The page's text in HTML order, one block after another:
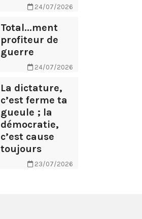
24/07/2026
Total...ment
profiteur de
guerre
24/07/2026
La dictature,
c’est ferme ta
gueule ; la
démocratie,
c’est cause
toujours
23/07/2026